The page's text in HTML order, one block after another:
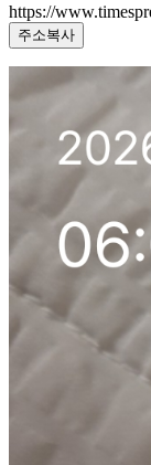
https://
주소복사